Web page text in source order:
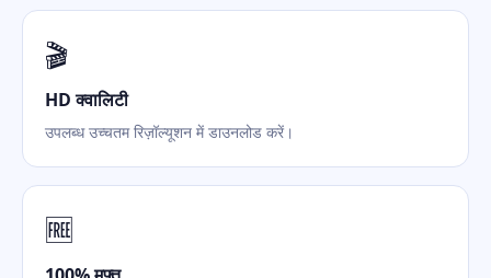
🎬
HD क्वालिटी
उपलब्ध उच्चतम रिज़ॉल्यूशन में डाउनलोड करें।
🆓